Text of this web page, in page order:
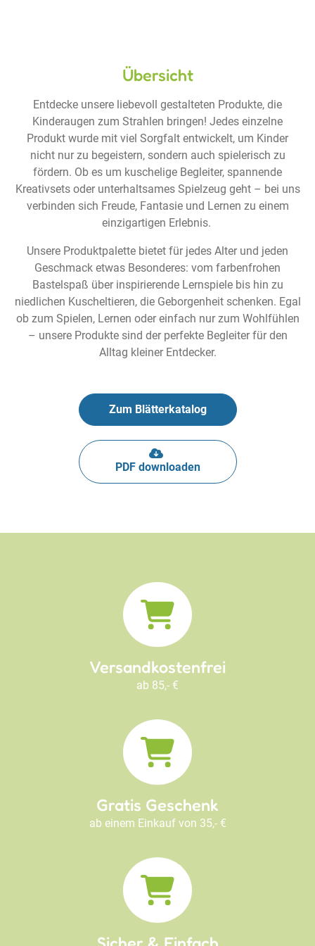
Übersicht
Entdecke unsere liebevoll gestalteten Produkte, die
Kinderaugen zum Strahlen bringen! Jedes einzelne
Produkt wurde mit viel Sorgfalt entwickelt, um Kinder
nicht nur zu begeistern, sondern auch spielerisch zu
fördern. Ob es um kuschelige Begleiter, spannende
Kreativsets oder unterhaltsames Spielzeug geht – bei uns
verbinden sich Freude, Fantasie und Lernen zu einem
einzigartigen Erlebnis.
Unsere Produktpalette bietet für jedes Alter und jeden
Geschmack etwas Besonderes: vom farbenfrohen
Bastelspaß über inspirierende Lernspiele bis hin zu
niedlichen Kuscheltieren, die Geborgenheit schenken. Egal
ob zum Spielen, Lernen oder einfach nur zum Wohlfühlen
– unsere Produkte sind der perfekte Begleiter für den
Alltag kleiner Entdecker.
Zum Blätterkatalog
PDF downloaden
Versandkostenfrei
ab 85,- €
Gratis Geschenk
ab einem Einkauf von 35,- €